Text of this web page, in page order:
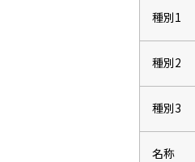
種別1
種別2
種別3
名称